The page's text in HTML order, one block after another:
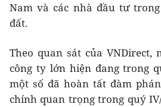
Nam và các nhà đầu tư
đất.
Theo quan sát của VNDirect,
công ty lớn hiện đang trong
một số đã hoàn tất đàm
chính quan trọng trong quý